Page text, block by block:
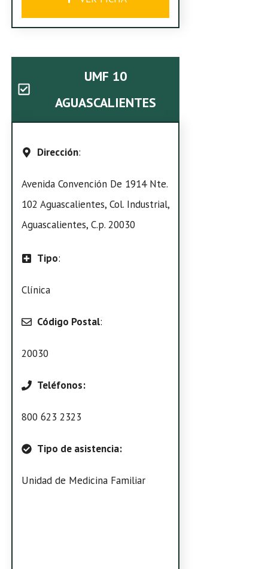
UMF 10
AGUASCALIENTES
Dirección:
Avenida Convención De 1914 Nte.
102 Aguascalientes, Col. Industrial,
Aguascalientes, C.p. 20030
Tipo:
Clínica
Código Postal:
20030
Teléfonos:
800 623 2323
Tipo de asistencia:
Unidad de Medicina Familiar